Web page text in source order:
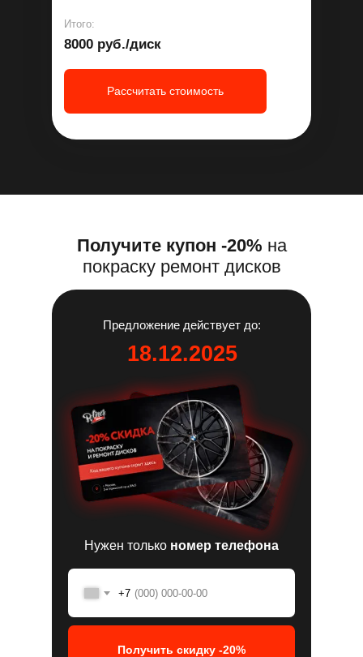
Итого:
8000 руб./диск
Рассчитать стоимость
Получите купон -20% на
покраску ремонт дисков
Предложение действует до:
Нужен только номер телефона
18.12.2025
+7
Получить скидку -20%